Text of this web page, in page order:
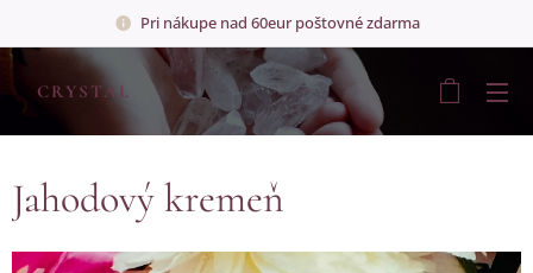
Pri nákupe nad 60eur poštovné zdarma
💎 CRYSTAL 💎
Jahodový kremeň